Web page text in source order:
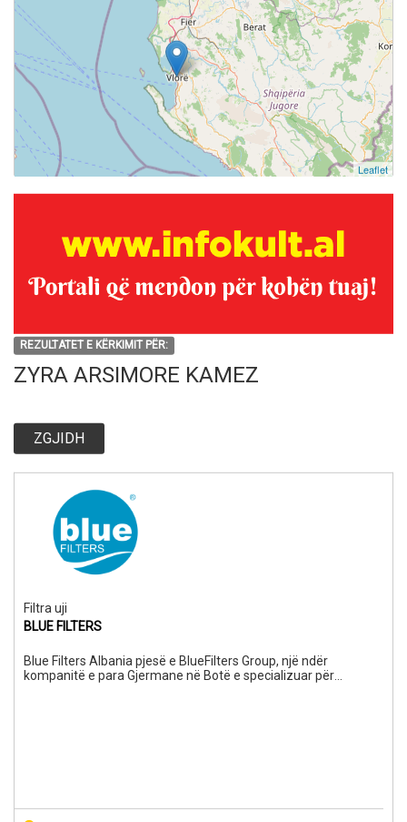
REZULTATET E KËRKIMIT PËR:
ZYRA ARSIMORE KAMEZ
ZGJIDH
Filtra uji
BLUE FILTERS
Blue Filters Albania pjesë e BlueFilters Group, një ndër
kompanitë e para Gjermane në Botë e specializuar për
Leaflet